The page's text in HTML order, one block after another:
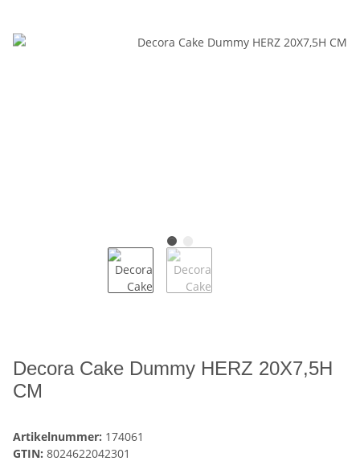
Decora Cake Dummy HERZ 20X7,5H
CM
Artikelnummer: 174061
GTIN: 8024622042301